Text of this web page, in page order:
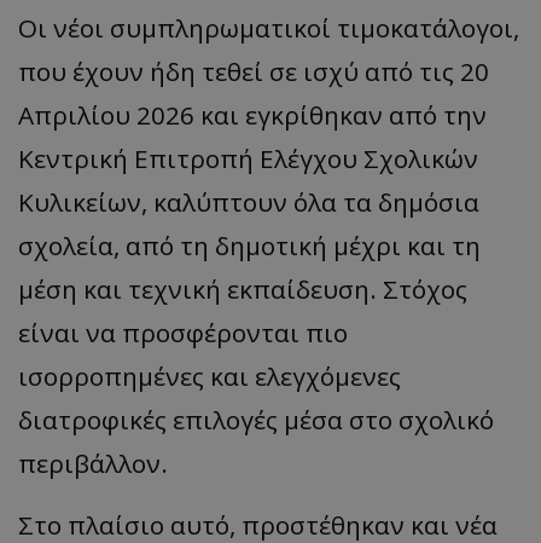
Οι νέοι συμπληρωματικοί τιμοκατάλογοι,
που έχουν ήδη τεθεί σε ισχύ από τις 20
Απριλίου 2026 και εγκρίθηκαν από την
Κεντρική Επιτροπή Ελέγχου Σχολικών
Κυλικείων, καλύπτουν όλα τα δημόσια
σχολεία, από τη δημοτική μέχρι και τη
μέση και τεχνική εκπαίδευση. Στόχος
είναι να προσφέρονται πιο
ισορροπημένες και ελεγχόμενες
διατροφικές επιλογές μέσα στο σχολικό
περιβάλλον.
Στο πλαίσιο αυτό, προστέθηκαν και νέα